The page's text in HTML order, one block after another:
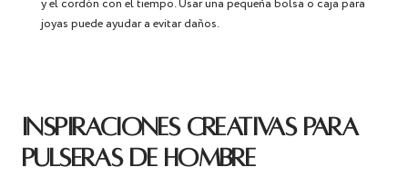
y el cordón con el tiempo. Usar una pequeña bolsa o caja para
joyas puede ayudar a evitar daños.
INSPIRACIONES CREATIVAS PARA
PULSERAS DE HOMBRE